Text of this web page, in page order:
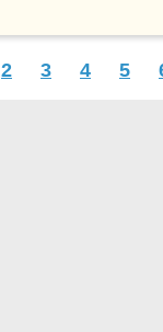
2 3 4 5